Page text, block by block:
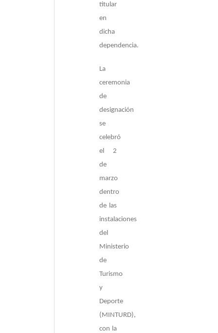
titular
en
dicha
dependencia.
La
ceremonia
de
designación
se
celebró
el 2
de
marzo
dentro
de las
instalaciones
del
Ministerio
de
Turismo
y
Deporte
(MINTURD),
con la